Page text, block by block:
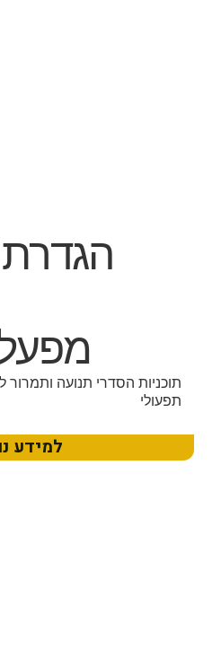
הגדרת
תוכניות הסדרי תנועה
תפעולי
למידע